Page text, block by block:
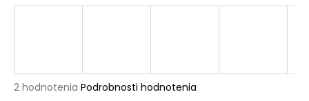
Priemerné
2 hodnotenia Podrobnosti hodnotenia
ť
?